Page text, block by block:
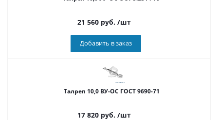
21 560 руб. /шт
Добавить в заказ
Талреп 10,0 ВУ-ОС ГОСТ 9690-71
17 820 руб. /шт